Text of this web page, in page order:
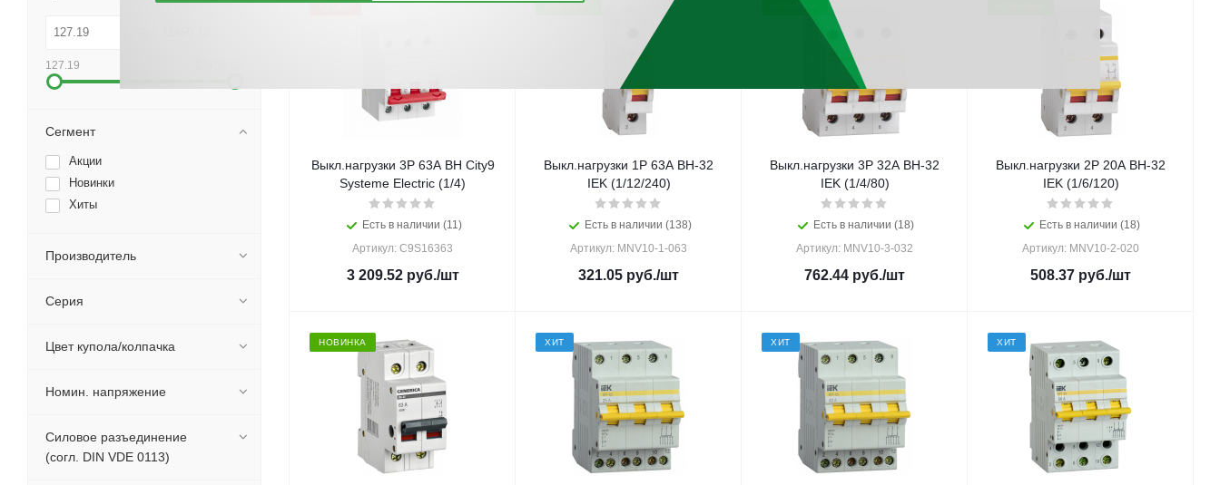
АКЦИЯ
Выкл.нагрузки 3Р 63А ВН City9
Systeme Electric (1/4)
Есть в наличии (11)
Артикул: C9S16363
3 209.52руб./шт
НОВИНКА
Выкл.нагрузки 1Р 63А ВН-32
IEK (1/12/240)
Есть в наличии (138)
Артикул: MNV10-1-063
321.05 руб./шт
НОВИНКА
Выкл.нагрузки 3Р 32А ВН-32
IEK (1/4/80)
Есть в наличии (18)
Артикул: MNV10-3-032
762.44 руб./шт
Выкл.нагрузки 2Р 20А ВН-32
IEK (1/6/120)
Есть в наличии (18)
Артикул: MNV10-2-020
508.37 руб./шт
НОВИНКА ХИТ ХИТ ХИТ
127.19
Сегмент
Акции
Новинки
Хиты
Производитель
Серия
Цвет купола/колпачка
Номин. напряжение
Силовое разъединение
(согл. DIN VDE 0113)